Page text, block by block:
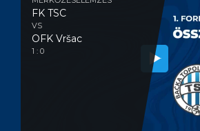
FK TSC
VS
OFK Vršac
1 : 0